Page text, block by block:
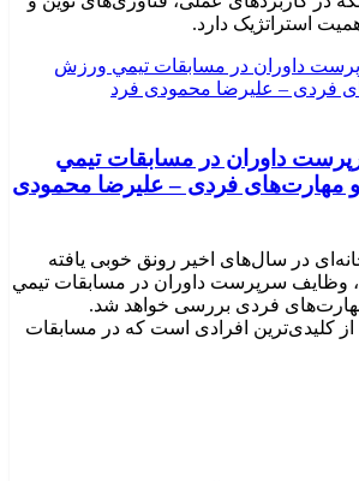
استراتژیک دارد.
داوران در مسابقات تیمي
مهارت‌های فردی – علیرضا محمودی
در سال‌های اخیر رونق خوبی یافته
وظایف سرپرست داوران در مسابقات تیمي
فردی بررسی خواهد شد.
کلیدی‌ترین افرادی است که در مسابقات